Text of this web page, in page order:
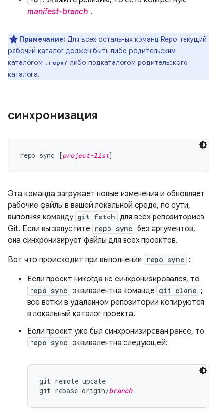
manifest-branch .
Примечание: Для всех остальных команд Repo текущий
рабочий каталог должен быть либо родительским
каталогом .repo/ либо подкаталогом родительского
каталога.
синхронизация
repo sync [project-list
Эта команда загружает новые изменения и обновляет
рабочие файлы в вашей локальной среде, по сути,
выполняя команду git fetch для всех репозиториев
Git. Если вы запустите
repo sync без аргументов,
она синхронизирует файлы для всех проектов.
Вот что происходит при выполнении
repo sync :
Если проект никогда не синхронизировался, то
repo sync эквивалентна команде git clone ;
все ветки в удаленном репозитории копируются
в локальный каталог проекта.
Если проект уже был синхронизирован ранее, то
repo sync эквивалентна следующей:
git remote update
git rebase origin/branch